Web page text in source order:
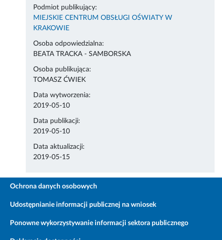
Podmiot publikujący:
MIEJSKIE CENTRUM OBSŁUGI OŚWIATY W
KRAKOWIE
Osoba odpowiedzialna:
BEATA TRACKA - SAMBORSKA
Osoba publikująca:
TOMASZ ĆWIEK
Data wytworzenia:
2019-05-10
Data publikacji:
2019-05-10
Data aktualizacji:
2019-05-15
Ochrona danych osobowych
Udostępnianie informacji publicznej na wniosek
Ponowne wykorzystywanie informacji sektora publicznego